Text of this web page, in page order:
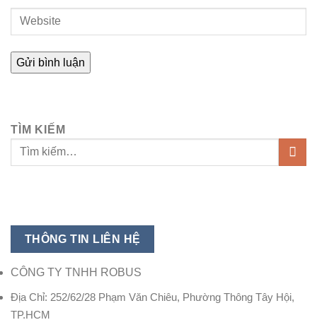
TÌM KIẾM
THÔNG TIN LIÊN HỆ
CÔNG TY TNHH ROBUS
Địa Chỉ: 252/62/28 Phạm Văn Chiêu, Phường Thông Tây Hội,
TP.HCM